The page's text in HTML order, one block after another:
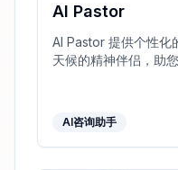
AI Pastor
AI Pastor 提供个性化
天候的精神伴侣，助
AI咨询助手